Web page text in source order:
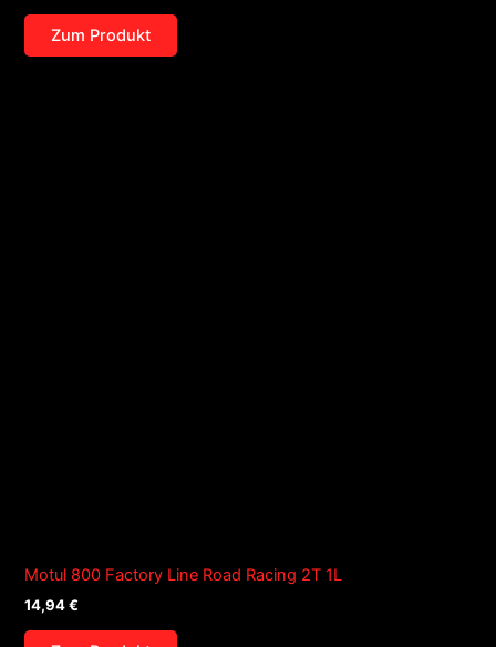
Zum Produkt
Motul 800 Factory Line Road Racing 2T 1L
14,94€